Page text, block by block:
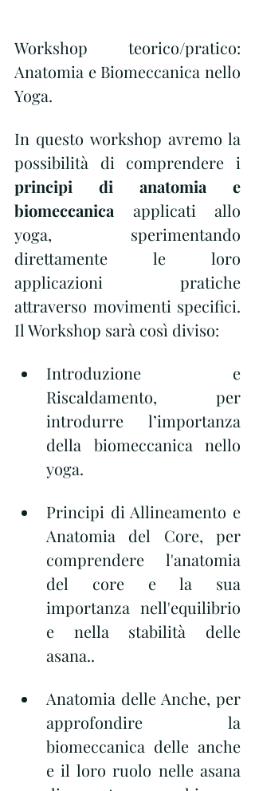
Workshop teorico/pratico:
Anatomia e Biomeccanica nello
Yoga.
In questo workshop avremo la
principi di anatomia e
biomeccanica applicati allo
yoga, sperimentando
direttamente le loro
applicazioni pratiche
attraverso movimenti specifici.
Il Workshop sarà così diviso:
Introduzione e
Riscaldamento, per
introdurre l’importanza
della biomeccanica nello
yoga.
Principi di Allineamento e
Anatomia del Core, per
comprendere l'anatomia
del core e la sua
importanza nell'equilibrio
e nella stabilità delle
asana..
Anatomia delle Anche, per
approfondire la
biomeccanica delle anche
e il loro ruolo nelle asana